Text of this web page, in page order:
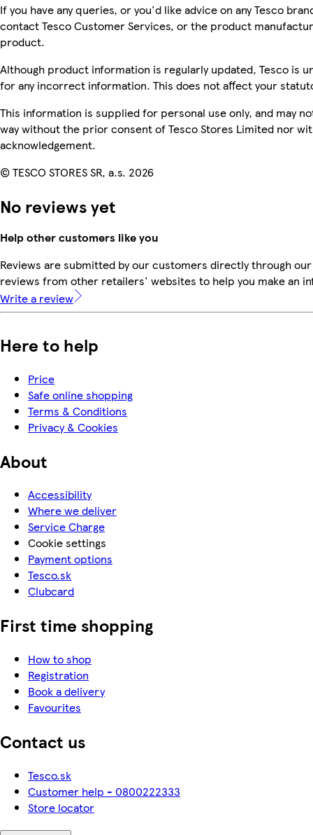
If you have any queries, or you'd like advice on any Tesco
contact Tesco Customer Services, or the product
product.
Although product information is regularly updated, Tesco is
for any incorrect information. This does not affect your
This information is supplied for personal use only, and may
way without the prior consent of Tesco Stores Limited nor
acknowledgement.
© TESCO STORES SR, a.s. 2026
No reviews yet
Help other customers like you
Reviews are submitted by our customers directly through
reviews from other retailers' websites to help you make an
Write a review
Here to help
Price
Safe online shopping
Terms & Conditions
Privacy & Cookies
About
Accessibility
Where we deliver
Service Charge
Cookie settings
Payment options
Tesco.sk
Clubcard
First time shopping
How to shop
Registration
Book a delivery
Favourites
Contact us
Tesco.sk
Customer help - 0800222333
Store locator